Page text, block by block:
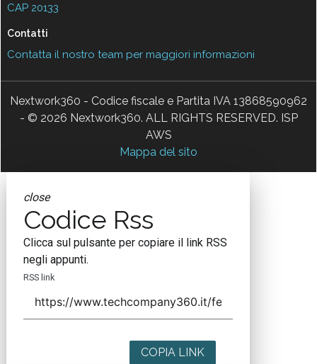
CAP 20133
Contatti
Contatta il nostro team per maggiori informazioni
Nextwork360 - Codice fiscale e Partita IVA 13868590962
- © 2026 Nextwork360. ALL RIGHTS RESERVED. ISP
AWS
Mappa del sito
close
Codice Rss
Clicca sul pulsante per copiare il link RSS
negli appunti.
RSS link
COPIA LINK